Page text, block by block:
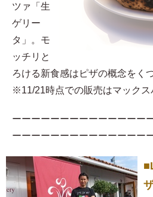
ツァ「生
ゲリー
タ」。モ
ッチリと
ろける新食感はピザの概念をく
※11/21時点での販売はマック
ーーーーーーーーーーーーーー
ーーーーーーーーーーーーーー